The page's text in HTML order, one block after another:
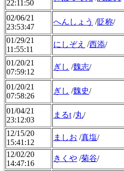
22:11:50
02/06/21
23:53:47
へんしょう /貶称/
01/29/21
11:55:11
にしぞえ /西添/
01/20/21
07:59:12
ぎし /魏志/
01/20/21
07:58:26
ぎし /魏史/
01/04/21
23:12:03
まるt /丸/
12/15/20
15:41:12
ましお /真塩/
12/02/20
14:47:16
きくや /菊谷/